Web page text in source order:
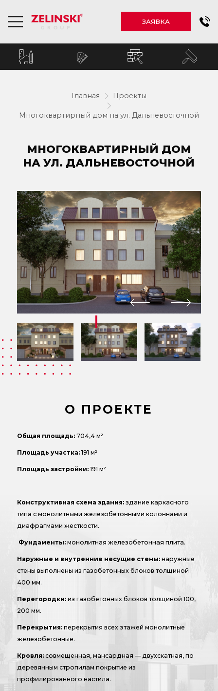
ЗАЯВКА
Главная Проекты
Многоквартирный дом на ул. Дальневосточной
МНОГОКВАРТИРНЫЙ ДОМ
НА УЛ. ДАЛЬНЕВОСТОЧНОЙ
О ПРОЕКТЕ
Общая площадь: 704,4 м²
Площадь участка:191 м²
Площадь застройки:191 м²
Конструктивная схема здания:здание каркасного
типа с монолитными железобетонными колоннами и
диафрагмами жесткости.
Фундаменты:монолитная железобетонная плита.
Наружные и внутренние несущие стены: наружные
стены выполнены из газобетонных блоков толщиной
400 мм.
Перегородки:из газобетонных блоков толщиной 100,
200 мм.
Перекрытия:перекрытия всех этажей монолитные
железобетонные.
Кровля:совмещенная, мансардная — двухскатная, по
деревянным стропилам покрытие из
профилированного настила.